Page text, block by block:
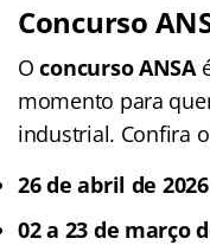
Concurso
Oconcurso ANSA
momento para
industrial. Confira
26 de abril de 2026
02 a 23 de março